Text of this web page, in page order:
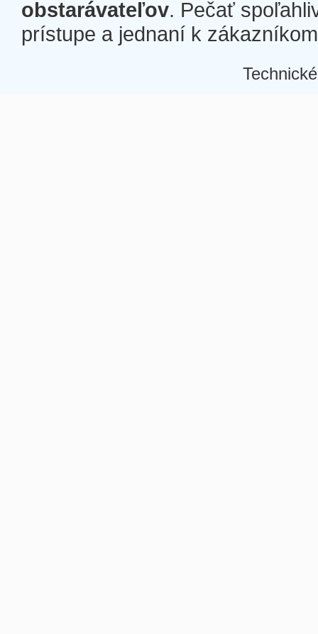
obstarávateľov. Pečať
prístupe a jednaní k